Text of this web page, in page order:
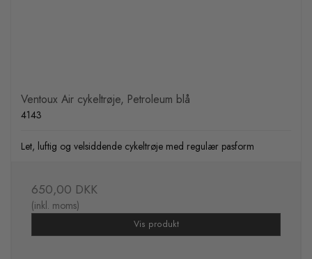
Ventoux Air cykeltrøje, Petroleum blå
4143
Let, luftig og velsiddende cykeltrøje med regulær pasform
650,00 DKK
(inkl. moms)
Vis produkt